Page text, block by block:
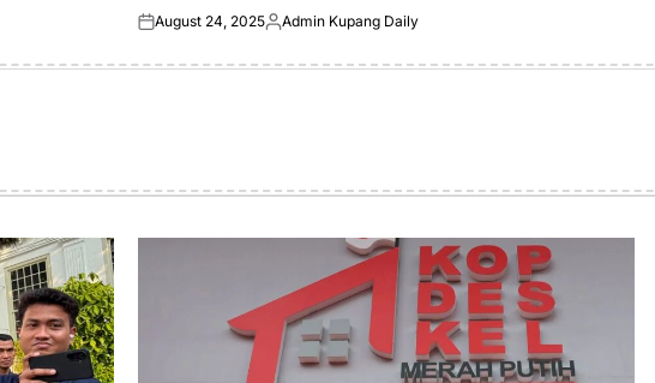
Posted
August 24, 2025Posted
Admin Kupang Daily